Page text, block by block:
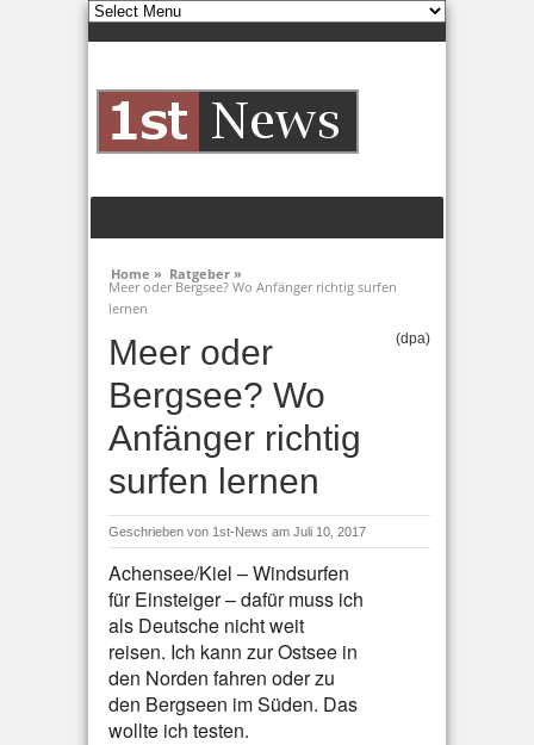
Home » Ratgeber »
Meer oder Bergsee? Wo Anfänger richtig surfen
lernen
Meer oder
Bergsee? Wo
Anfänger richtig
surfen lernen
(dpa)
Geschrieben von 1st-News am Juli 10, 2017
Achensee/Kiel – Windsurfen
für Einsteiger – dafür muss ich
als Deutsche nicht weit
reisen. Ich kann zur Ostsee in
den Norden fahren oder zu
den Bergseen im Süden. Das
wollte ich testen.